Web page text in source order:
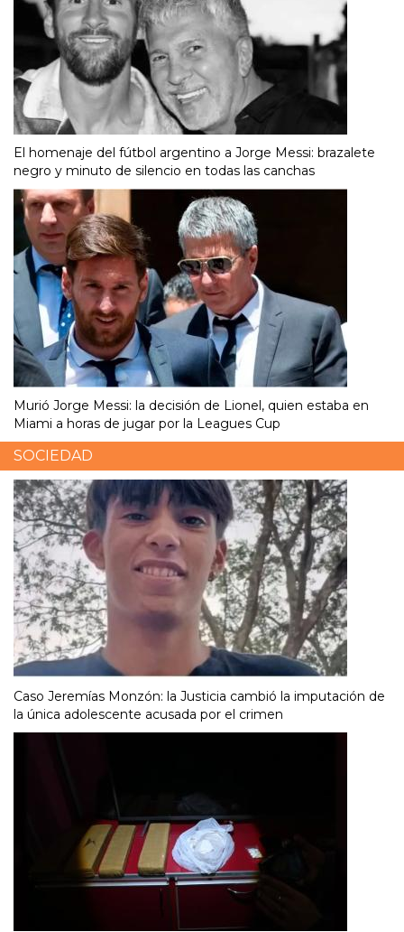
El homenaje del fútbol argentino a Jorge Messi: brazalete
negro y minuto de silencio en todas las canchas
Murió Jorge Messi: la decisión de Lionel, quien estaba en
Miami a horas de jugar por la Leagues Cup
SOCIEDAD
Caso Jeremías Monzón: la Justicia cambió la imputación de
la única adolescente acusada por el crimen